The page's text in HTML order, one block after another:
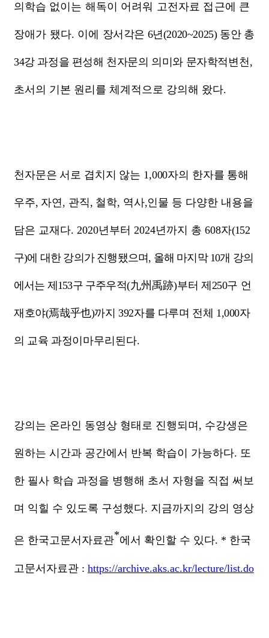
의 학습 없이는 해독이 어려워 고전자료 접근에 큰
장애가 됐다. 이에 장서각은 6년(2020~2025) 동안 총
34강 과정을 편성해 천자문의 의미와 문자학적 변천,
초서의 기본 원리를 체계적으로 강의해 왔다.
천자문은 서로 겹치지 않는 1,000자의 한자를 통해
우주, 자연 , 관직, 철학, 역사,인물 등 다양한 내용을
담은 교재다. 2020년부터 2024년까지 총 608자(152
구)에 대한 강의가 진행됐으며, 올해 마지막 10개 강의
에서는 제153구 구주우적(九州禹跡)부터 제250구 언
재호야(焉哉乎也)까지392자를 다루며 전체 1,000자
의 교육 과정이 마무리된다.
강의는 온라인 동영상 형태로 진행되며 , 수강생은
원하는 시간과 공간에서 반복 학습이 가능하다. 또
한 필사 학습 과정을 병행해 초서 자형을 직접 써보
며 익힐 수 있도록 구성했다. 지금까지의 강의 영상
은 한국고문서자료관*에서 확인할 수 있다. * 한국
고문서자료관 : https://archive.aks.ac.kr/lecture/list.do